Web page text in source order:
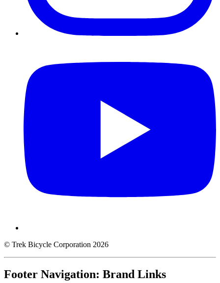
© Trek Bicycle Corporation 2026
Footer Navigation: Brand Links